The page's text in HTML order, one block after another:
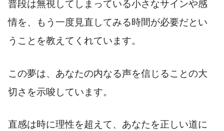
普段は無視してしまっている小さなサインや感
情を、もう一度見直してみる時間が必要だとい
うことを教えてくれています。
この夢は、あなたの内なる声を信じることの大
切さを示唆しています。
直感は時に理性を超えて、あなたを正しい道に